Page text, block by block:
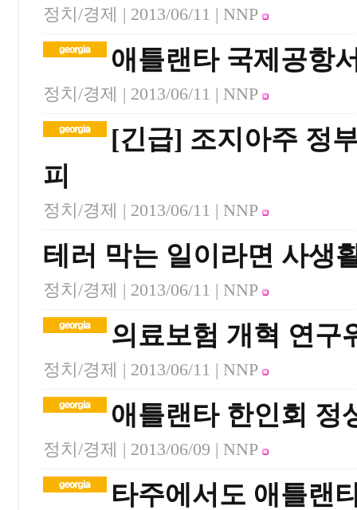
정치/경제 | 2013/06/11 | NNP
애틀랜타 국제공항
정치/경제 | 2013/06/11 | NNP
[긴급] 조지아주 정
피
정치/경제 | 2013/06/11 | NNP
테러 막는 일이라면 사생
정치/경제 | 2013/06/11 | NNP
의료보험 개혁 연구
정치/경제 | 2013/06/11 | NNP
애틀랜타 한인회 정
정치/경제 | 2013/06/09 | NNP
타주에서도 애틀랜